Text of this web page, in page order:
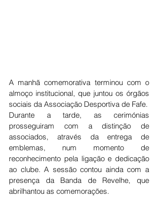
A manhã comemorativa terminou com o
almoço institucional, que juntou os órgãos
sociais da Associação Desportiva de Fafe.
Durante a tarde, as cerimónias
prosseguiram com a distinção de
associados, através da entrega de
emblemas, num momento de
reconhecimento pela ligação e dedicação
ao clube. A sessão contou ainda com a
presença da Banda de Revelhe, que
abrilhantou as comemorações.